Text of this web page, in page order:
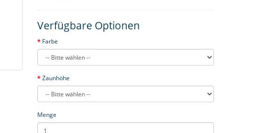
Verfügbare Optionen
Farbe
Zaunhöhe
Menge